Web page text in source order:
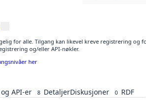
for alle. Tilgang kan likevel kreve registrering og
og/eller API-nøkler.
her
API-er 8 DetaljerDiskusjoner 0 RDF